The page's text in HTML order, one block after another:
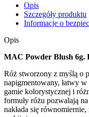
Opis
Szczegóły produktu
Informacje o
Opis
MAC Powder Blush 6g.
Róż stworzony z myślą o
napigmentowany, łatwy
gamie kolorystycznej i
formuły różu pozwalają
nakłada się